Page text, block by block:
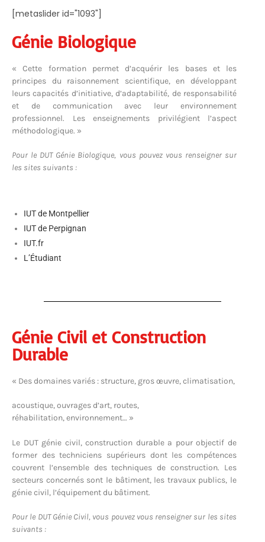
[metaslider id="1093"]
Génie Biologique
« Cette formation permet d’acquérir les bases et les
principes du raisonnement scientifique, en développant
leurs capacités d’initiative, d’adaptabilité, de responsabilité
et de communication avec leur environnement
professionnel. Les enseignements privilégient l’aspect
méthodologique. »
Pour le DUT Génie Biologique, vous pouvez vous renseigner sur
les sites suivants :
IUT de Montpellier
IUT de Perpignan
IUT.fr
L’Étudiant
Génie Civil et Construction
Durable
« Des domaines variés : structure, gros œuvre, climatisation,
acoustique, ouvrages d’art, routes,
réhabilitation, environnement… »
Le DUT génie civil, construction durable a pour objectif de
former des techniciens supérieurs dont les compétences
couvrent l’ensemble des techniques de construction. Les
secteurs concernés sont le bâtiment, les travaux publics, le
génie civil, l’équipement du bâtiment.
Pour le DUT Génie Civil, vous pouvez vous renseigner sur les sites
suivants :